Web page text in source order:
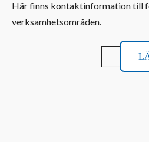
Här finns kontaktinformation till
verksamhetsområden.